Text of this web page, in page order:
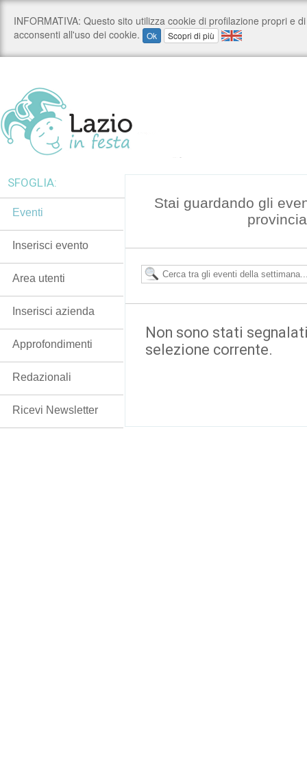
Stai guardando gli
Non sono stati
selezione corrente.
SFOGLIA:
Eventi
Inserisci evento
Area utenti
Inserisci azienda
Approfondimenti
Redazionali
Ricevi Newsletter